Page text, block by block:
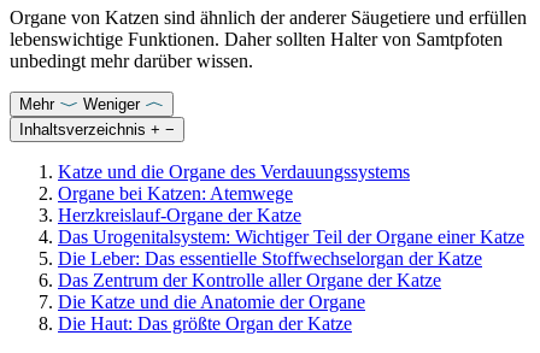
Organe von Katzen sind ähnlich der anderer Säugetiere und erfüllen
lebenswichtige Funktionen. Daher sollten Halter von Samtpfoten
unbedingt mehr darüber wissen.
Mehr
Weniger
Inhaltsverzeichnis + −
Katze und die Organe des Verdauungssystems
Organe bei Katzen: Atemwege
Herzkreislauf-Organe der Katze
Das Urogenitalsystem: Wichtiger Teil der Organe einer Katze
Die Leber: Das essentielle Stoffwechselorgan der Katze
Das Zentrum der Kontrolle aller Organe der Katze
Die Katze und die Anatomie der Organe
Die Haut: Das größte Organ der Katze